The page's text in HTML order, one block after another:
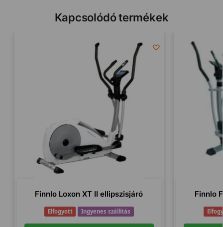
Kapcsolódó termékek
Finnlo Loxon XT II ellipszisjáró
Elfogyott Ingyenes szállítás
Finnlo